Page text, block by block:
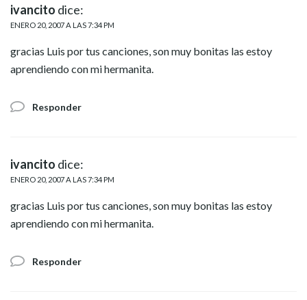
ivancito dice:
ENERO 20, 2007 A LAS 7:34 PM
gracias Luis por tus canciones, son muy bonitas las estoy
aprendiendo con mi hermanita.
Responder
ivancito dice:
ENERO 20, 2007 A LAS 7:34 PM
gracias Luis por tus canciones, son muy bonitas las estoy
aprendiendo con mi hermanita.
Responder